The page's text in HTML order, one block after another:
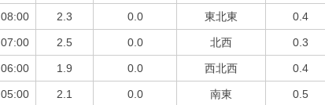
08:00 2.3 0.0 東北東 0.4
07:00 2.5 0.0 北西 0.3
06:00 1.9 0.0 西北西 0.4
05:00 2.1 0.0 南東 0.5